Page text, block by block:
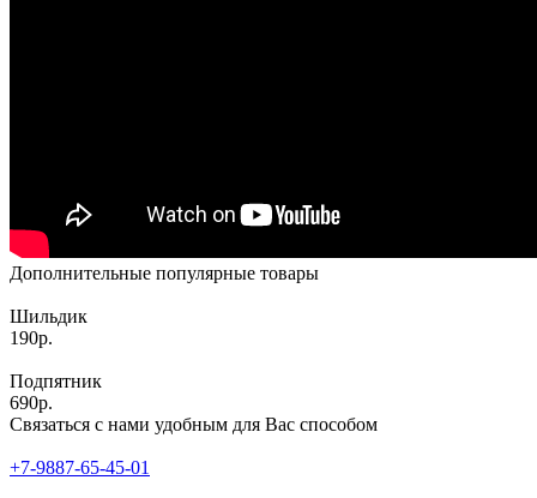
Дополнительные популярные товары
Шильдик
190р.
Подпятник
690р.
Связаться с нами удобным для Вас способом
+7-9887-65-45-01